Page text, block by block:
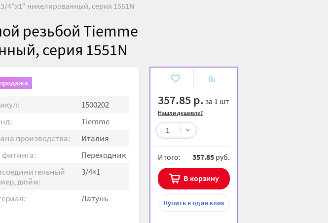
4"х1" никелированный, серия 1551N
резьбой Tiemme
серия 1551N
357.85 р. за 1 шт
Нашли дешевле?
1
Итого: 357.85 руб.
В корзину
Купитьв один клик
1500202
Tiemme
производства:
Италия
фитинга:
Переходник
дюйм:
3/4×1
Латунь